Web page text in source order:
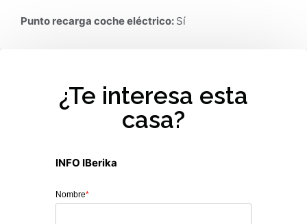
Punto recarga coche eléctrico: Sí
¿Te interesa esta
casa?
INFO IBerika
Nombre*